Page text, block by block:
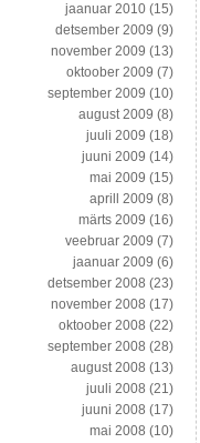
jaanuar 2010 (15)
detsember 2009 (9)
november 2009 (13)
oktoober 2009 (7)
september 2009 (10)
august 2009 (8)
juuli 2009 (18)
juuni 2009 (14)
mai 2009 (15)
aprill 2009 (8)
märts 2009 (16)
veebruar 2009 (7)
jaanuar 2009 (6)
detsember 2008 (23)
november 2008 (17)
oktoober 2008 (22)
september 2008 (28)
august 2008 (13)
juuli 2008 (21)
juuni 2008 (17)
mai 2008 (10)